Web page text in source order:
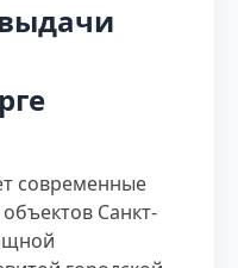
современные
Санкт-